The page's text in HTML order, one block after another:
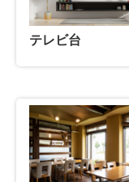
テレビ台